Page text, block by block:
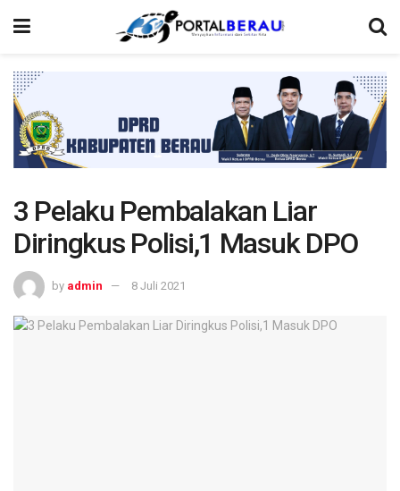
3 Pelaku Pembalakan Liar
Diringkus Polisi,1 Masuk DPO
by admin 8 Juli 2021